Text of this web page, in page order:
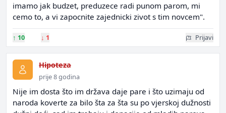
imamo jak budzet, preduzece radi punom parom, mi
cemo to, a vi zapocnite zajednicki zivot s tim novcem".
↑ 10 ↓ 1 Prijavi
Hipoteza
prije 8 godina
Nije im dosta što im država daje pare i što uzimaju od
naroda koverte za bilo šta za šta su po vjerskoj dužnosti